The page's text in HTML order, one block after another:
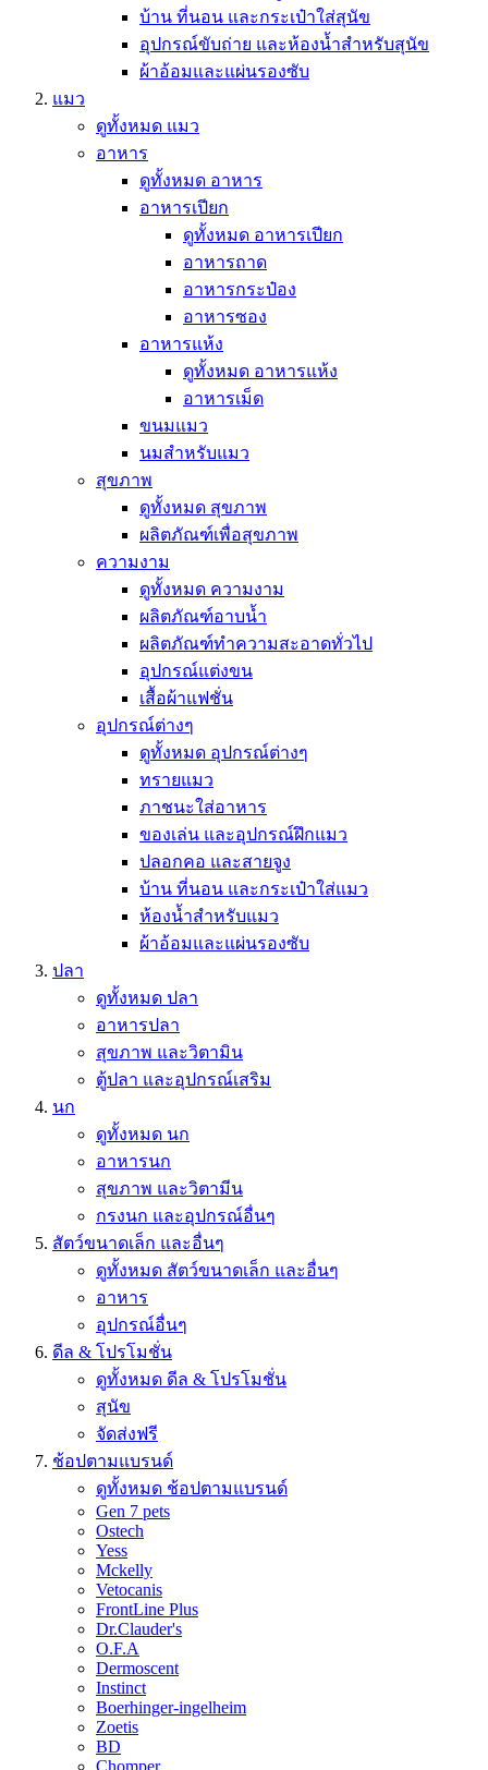
บ้าน ที่นอน และกระเป๋าใส่สุนัข
อุปกรณ์ขับถ่าย และห้องน้ำสำหรับสุนัข
ผ้าอ้อมและแผ่นรองซับ
แมว
ดูทั้งหมด แมว
อาหาร
ดูทั้งหมด อาหาร
อาหารเปียก
ดูทั้งหมด อาหารเปียก
อาหารถาด
อาหารกระป๋อง
อาหารซอง
อาหารแห้ง
ดูทั้งหมด อาหารแห้ง
อาหารเม็ด
ขนมแมว
นมสำหรับแมว
สุขภาพ
ดูทั้งหมด สุขภาพ
ผลิตภัณฑ์เพื่อสุขภาพ
ความงาม
ดูทั้งหมด ความงาม
ผลิตภัณฑ์อาบน้ำ
ผลิตภัณฑ์ทำความสะอาดทั่วไป
อุปกรณ์แต่งขน
เสื้อผ้าแฟชั่น
อุปกรณ์ต่างๆ
ดูทั้งหมด อุปกรณ์ต่างๆ
ทรายแมว
ภาชนะใส่อาหาร
ของเล่น และอุปกรณ์ฝึกแมว
ปลอกคอ และสายจูง
บ้าน ที่นอน และกระเป๋าใส่แมว
ห้องน้ำสำหรับแมว
ผ้าอ้อมและแผ่นรองซับ
ปลา
ดูทั้งหมด ปลา
อาหารปลา
สุขภาพ และวิตามิน
ตู้ปลา และอุปกรณ์เสริม
นก
ดูทั้งหมด นก
อาหารนก
สุขภาพ และวิตามีน
กรงนก และอุปกรณ์อื่นๆ
สัตว์ขนาดเล็ก และอื่นๆ
ดูทั้งหมด สัตว์ขนาดเล็ก และอื่นๆ
อาหาร
อุปกรณ์อื่นๆ
ดีล & โปรโมชั่น
ดูทั้งหมด ดีล & โปรโมชั่น
สุนัข
จัดส่งฟรี
ช้อปตามแบรนด์
ดูทั้งหมด ช้อปตามแบรนด์
Gen 7 pets
Ostech
Yess
Mckelly
Vetocanis
FrontLine Plus
Dr.Clauder's
O.F.A
Dermoscent
Instinct
Boerhinger-ingelheim
Zoetis
BD
Chomper